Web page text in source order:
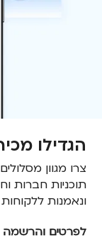
הגדילו
צרו מגוון
תוכניות חברות
ונאמנות
לפרטים והרשמה